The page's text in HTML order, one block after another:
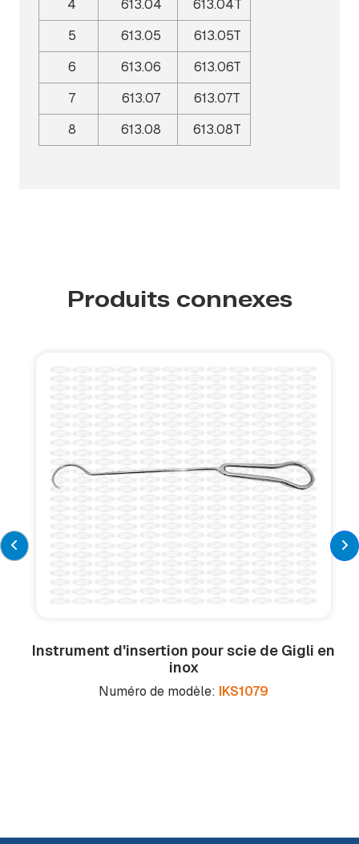
4 613.04
613.04T
5
613.05
613.05T
6
613.06
613.06T
7
613.07
613.07T
8
613.08 613.08T
Produits connexes
Instrument d'insertion pour scie de Gigli en
inox
Numéro de modèle: IKS1079